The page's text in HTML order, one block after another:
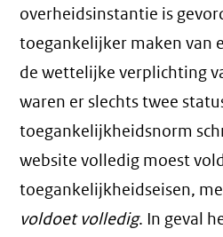
overheidsinstantie is
toegankelijker maken van
de wettelijke verplichting
waren er slechts twee
toegankelijkheidsnorm
website volledig moest
toegankelijkheidseisen,
voldoet volledig. In geval